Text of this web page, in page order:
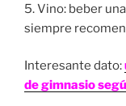
5. Vino: beber
siempre
Interesante dato:
de gimnasio